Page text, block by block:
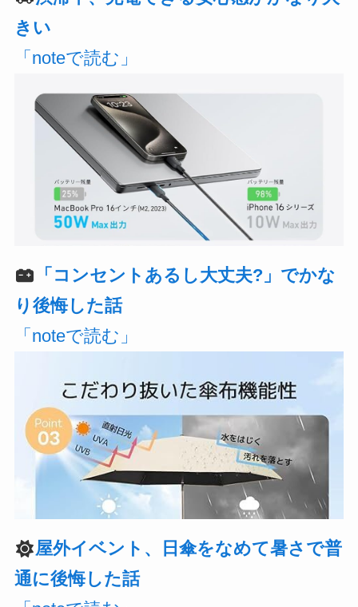
きい
「noteで読む」
「コンセントあるし大丈夫?」でかな
り後悔した話
「noteで読む」
屋外イベント、日傘をなめて暑さで普
通に後悔した話